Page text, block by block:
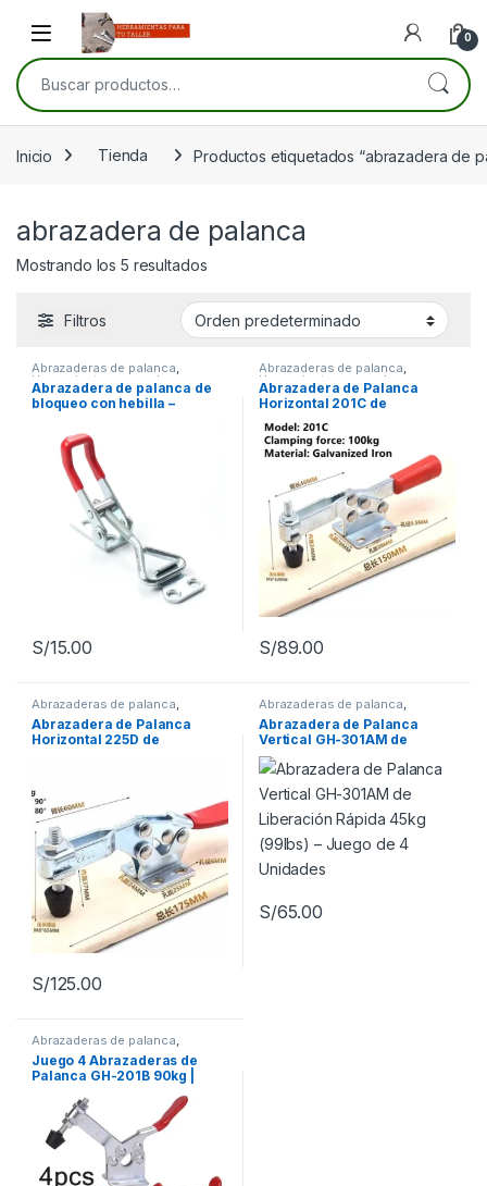
Skip to navigation
Skip to content
Open 0
Buscar por:
Inicio Tienda Productos etiquetados “abrazadera de
abrazadera de palanca
Mostrando los 5 resultados
Filtros
Abrazaderas de palanca,
Herramientas manuales
Herramientas para carpintería,
Herramientas para electrónica
Herramientas para la
para mecánica
Abrazadera de palanca de
bloqueo con hebilla –
S/15.00
Abrazaderas de palanca,
Herramientas manuales
Herramientas para carpintería
Herramientas para mecánica
Abrazadera de Palanca
Horizontal 201C de
Liberación Rápida – Juego
de 2 Piezas
S/89.00
Abrazaderas de palanca,
Herramientas manuales
Herramientas para carpintería
Herramientas para mecánica
Abrazadera de Palanca
Horizontal 225D de
S/125.00
Abrazaderas de palanca,
Herramientas manuales
Herramientas para carpintería
Herramientas para la
para mecánica
Abrazadera de Palanca
Vertical GH-301AM de
Liberación Rápida 45kg
(99lbs) – Juego de 4
Unidades
S/65.00
Abrazaderas de palanca,
Herramientas manuales ,
Herramientas para carpintería
Juego 4 Abrazaderas de
Palanca GH-201B 90kg |
Rápida para Carpintería y
Soldadura